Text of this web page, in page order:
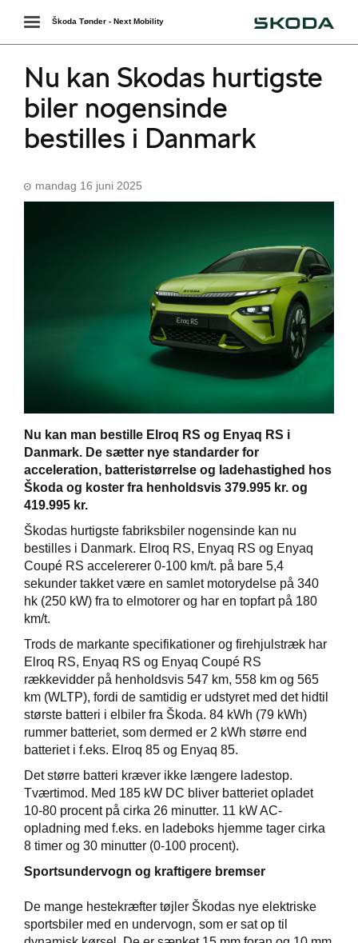
Danmarks
Toggle
navigation
Škoda Tønder - Next Mobility
Nu kan Skodas hurtigste
biler nogensinde
bestilles i Danmark
mandag 16 juni 2025
Nu kan man bestille Elroq RS og Enyaq RS i
Danmark. De sætter nye standarder for
acceleration, batteristørrelse og ladehastighed hos
Škoda og koster fra henholdsvis 379.995 kr. og
419.995 kr.
Škodas hurtigste fabriksbiler nogensinde kan nu
bestilles i Danmark. Elroq RS, Enyaq RS og Enyaq
Coupé RS accelererer 0-100 km/t. på bare 5,4
sekunder takket være en samlet motorydelse på 340
hk (250 kW) fra to elmotorer og har en topfart på 180
km/t.
Trods de markante specifikationer og firehjulstræk har
Elroq RS, Enyaq RS og Enyaq Coupé RS
rækkevidder på henholdsvis 547 km, 558 km og 565
km (WLTP), fordi de samtidig er udstyret med det hidtil
største batteri i elbiler fra Škoda. 84 kWh (79 kWh)
rummer batteriet, som dermed er 2 kWh større end
batteriet i f.eks. Elroq 85 og Enyaq 85.
Det større batteri kræver ikke længere ladestop.
Tværtimod. Med 185 kW DC bliver batteriet opladet
10-80 procent på cirka 26 minutter. 11 kW AC-
opladning med f.eks. en ladeboks hjemme tager cirka
8 timer og 30 minutter (0-100 procent).
Sportsundervogn og kraftigere bremser
De mange hestekræfter tøjler Škodas nye elektriske
sportsbiler med en undervogn, som er sat op til